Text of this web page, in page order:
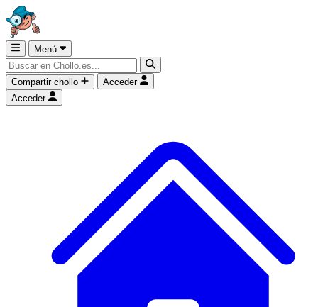
Menú
Compartir chollo
Acceder
Acceder